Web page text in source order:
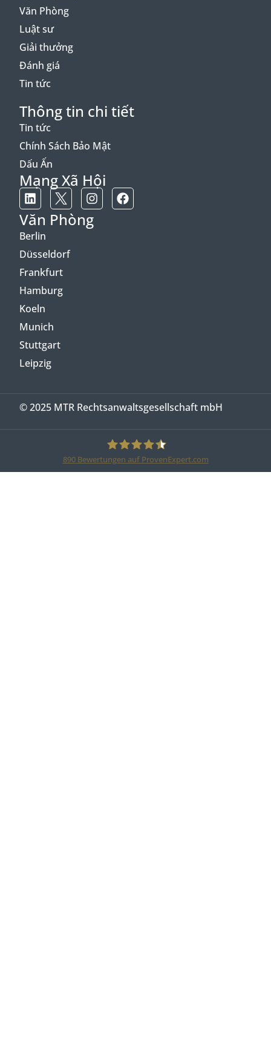
Văn Phòng
Luật sư
Giải thưởng
Đánh giá
Tin tức
Thông tin chi tiết
Tin tức
Chính Sách Bảo Mật
Dấu Ấn
Mạng Xã Hội
Văn Phòng
Berlin
Düsseldorf
Frankfurt
Hamburg
Koeln
Munich
Stuttgart
Leipzig
© 2025 MTR Rechtsanwaltsgesellschaft mbH
890Bewertungen auf ProvenExpert.com